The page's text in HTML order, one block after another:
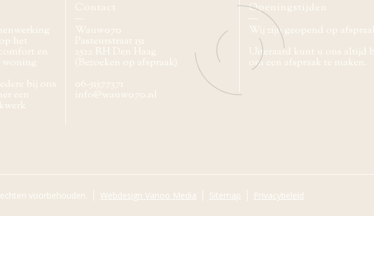
het
en
woning
bij ons
een
Contact
Wauw070
Pasteurstraat 151
2522 RH Den Haag
(Bezoeken op afspraak)
06-51577371
info@wauw070.nl
Openingstijden
Wij zijn geopend op
Uiteraard kunt u ons altijd
om een afspraak te maken.
voorbehouden. Webdesign Vanoo Media Sitemap Privacybeleid